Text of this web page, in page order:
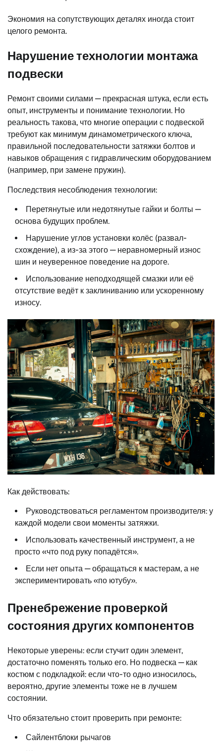
Экономия на сопутствующих деталях иногда стоит
целого ремонта.
Нарушение технологии монтажа
подвески
Ремонт своими силами — прекрасная штука, если есть
опыт, инструменты и понимание технологии. Но
реальность такова, что многие операции с подвеской
требуют как минимум динамометрического ключа,
правильной последовательности затяжки болтов и
навыков обращения с гидравлическим оборудованием
(например, при замене пружин).
Последствия несоблюдения технологии:
Перетянутые или недотянутые гайки и болты —
основа будущих проблем.
Нарушение углов установки колёс (развал-
схождение), а из-за этого — неравномерный износ
шин и неуверенное поведение на дороге.
Использование неподходящей смазки или её
отсутствие ведёт к заклиниванию или ускоренному
износу.
Как действовать:
Руководствоваться регламентом производителя: у
каждой модели свои моменты затяжки.
Использовать качественный инструмент, а не
просто «что под руку попадётся».
Если нет опыта — обращаться к мастерам, а не
экспериментировать «по ютубу».
Пренебрежение проверкой
состояния других компонентов
Некоторые уверены: если стучит один элемент,
достаточно поменять только его. Но подвеска — как
костюм с подкладкой: если что-то одно износилось,
вероятно, другие элементы тоже не в лучшем
состоянии.
Что обязательно стоит проверить при ремонте:
Сайлентблоки рычагов